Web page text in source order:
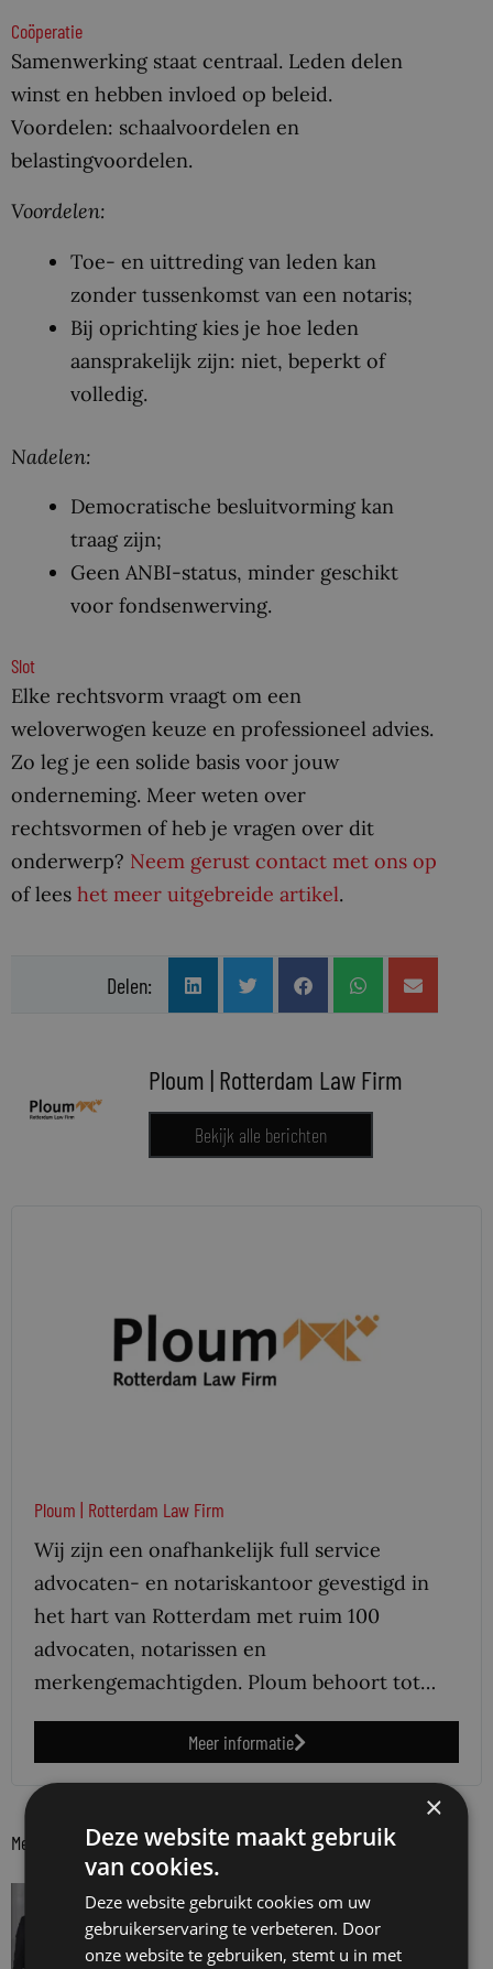
Coöperatie
Samenwerking staat centraal. Leden delen
winst en hebben invloed op beleid.
Voordelen: schaalvoordelen en
belastingvoordelen.
Voordelen:
Toe- en uittreding van leden kan
zonder tussenkomst van een notaris;
Bij oprichting kies je hoe leden
aansprakelijk zijn: niet, beperkt of
volledig.
Nadelen:
Democratische besluitvorming kan
traag zijn;
Geen ANBI-status, minder geschikt
voor fondsenwerving.
Slot
Elke rechtsvorm vraagt om een
weloverwogen keuze en professioneel advies.
Zo leg je een solide basis voor jouw
onderneming. Meer weten over
rechtsvormen of heb je vragen over dit
onderwerp? Neem gerust contact met ons op
of lees het meer uitgebreide artikel.
Delen:
Ploum | Rotterdam Law Firm
Bekijk alle berichten
Ploum | Rotterdam Law Firm
Wij zijn een onafhankelijk full service
advocaten- en notariskantoor gevestigd in
het hart van Rotterdam met ruim 100
advocaten, notarissen en
merkengemachtigden. Ploum behoort tot…
Meer informatie
Meer berichten van partner
VAN ONZE KENNISPARTNERS
Ploum Academy: Arbeidsrecht – het
adviestraject van A tot Z
×
Deze website maakt gebruik
van cookies.
Deze website gebruikt cookies om uw
gebruikerservaring te verbeteren. Door
onze website te gebruiken, stemt u in met